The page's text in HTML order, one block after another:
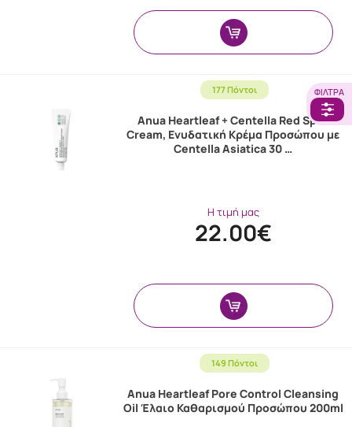
ΦΊΛΤΡΑ
177 Πόντοι
Anua Heartleaf + Centella Red Spot
Cream, Ενυδατική Κρέμα Προσώπου με
Centella Asiatica 30 …
Η τιμή μας
22.00€
149 Πόντοι
Anua Heartleaf Pore Control Cleansing
Oil Έλαιο Καθαρισμού Προσώπου 200ml